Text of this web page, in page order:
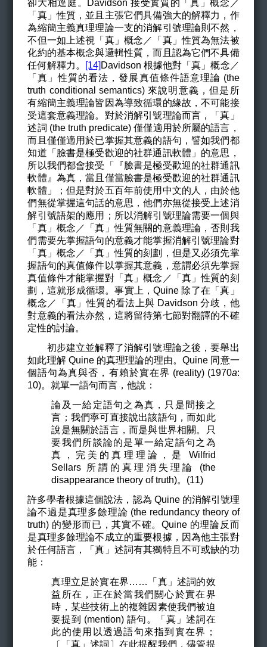
卻大相逕庭。Davidson 接受實質的「真」概念／
「真」性質，並且主張它們具備強大的解釋力，作
為縮簡主義真理理論一支的消解引號理論則不然，
不但一如上述視「真」概念／「真」性質為無法被
化約的基本概念與邏輯性質，而且認為它們不具備
任何解釋力。
[14] Davidson 根據他對「真」概念／
「真」性質的看法，發展真值條件語意理論 (the
truth conditional semantics) 來說明意義，但是所
有縮簡主義理論皆因為導致循環的緣故，不可能接
受這套意義理論。對於消解引號理論而言，「真」
述詞 (the truth predicate) 僅僅適用於所屬的語言，
而且僅僅適用於已掌握其意義的語句，譬如我們都
知道「臉書是極受歡迎的社群通訊軟體」的意思，
所以我們都會接受「『臉書是極受歡迎的社群通訊
軟體』為真，當且僅當臉書是極受歡迎的社群通訊
軟體」；但是對於五百年前使用中文的人，由於他
們無從掌握這句話的意思，他們亦無從接受上述消
解引號語架的應用；所以消解引號理論需要一個與
「真」概念／「真」性質無關的意義理論，否則我
們需要先掌握語句的意義才能掌握消解引號理論對
「真」概念／「真」性質的刻劃，但是又必須先掌
握語句的真值條件以掌握其意義，意謂必須先掌握
真值條件才能掌握對「真」概念／「真」性質的刻
劃，這就形成循環。事實上，Quine 除了在「真」
概念／「真」性質的看法上與 Davidson 分歧，他
對意義的看法亦然，這將留待第七節對翻譯的不確
定性的討論。
初步建立並解釋了消解引號理論之後，要舉出
如此理解 Quine 的真理理論的理由。Quine 同意一
個語句為真與否，有賴於實在界 (reality) (1970a:
10)。就單一語句而言，他說：
論及一給定語句之為真，只是間接之
言；我們寧可直接說出該語句，而如此
說是無關於語言，而是與世界相關。只
要我們所談論的是單一給定語句之為
真，完美的真理理論，是 Wilfrid
Sellars 所謂的真理消失理論 (the
disappearance theory of truth)。(11)
許多學者根據這個說法，認為 Quine 的消解引號理
論不過是真理多餘理論 (the redundancy theory of
truth) 的變形而已，其實不確。Quine 的理論反而
是真理多餘理論不成立的重要根據，因為他主張對
於任何語言，
「真」述詞有其獨特且不可或缺的功
能 ：
真理立足於實在界……「真」述詞的效
益所在，正在於當我們關心於實在界
時，某些技術上的複雜因素使我們被迫
要提到 (mention) 語句。「真」述詞在
此的使用以透過語句來指到實在界；
〔「真」述詞〕在此提醒我們，儘管提